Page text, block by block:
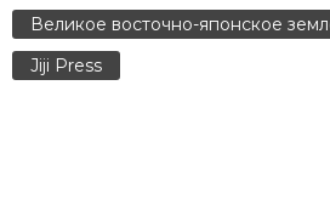
Великое восточно-японское
Jiji Press